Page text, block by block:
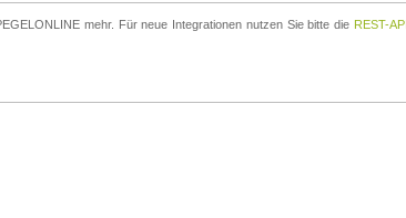
mehr. Für neue Integrationen nutzen Sie bitte die REST-API